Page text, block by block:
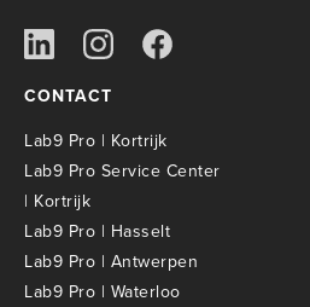
CONTACT
Lab9 Pro | Kortrijk
Lab9 Pro Service Center
| Kortrijk
Lab9 Pro | Hasselt
Lab9 Pro | Antwerpen
Lab9 Pro | Waterloo